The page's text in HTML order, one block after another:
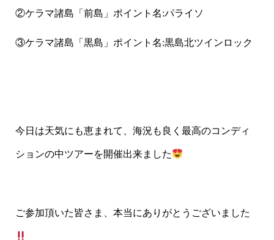
②ケラマ諸島「前島」ポイント名:パライソ
③ケラマ諸島「黒島」ポイント名:黒島北ツインロック
今日は天気にも恵まれて、海況も良く最高のコンディ
ションの中ツアーを開催出来ました
ご参加頂いた皆さま、本当にありがとうございました